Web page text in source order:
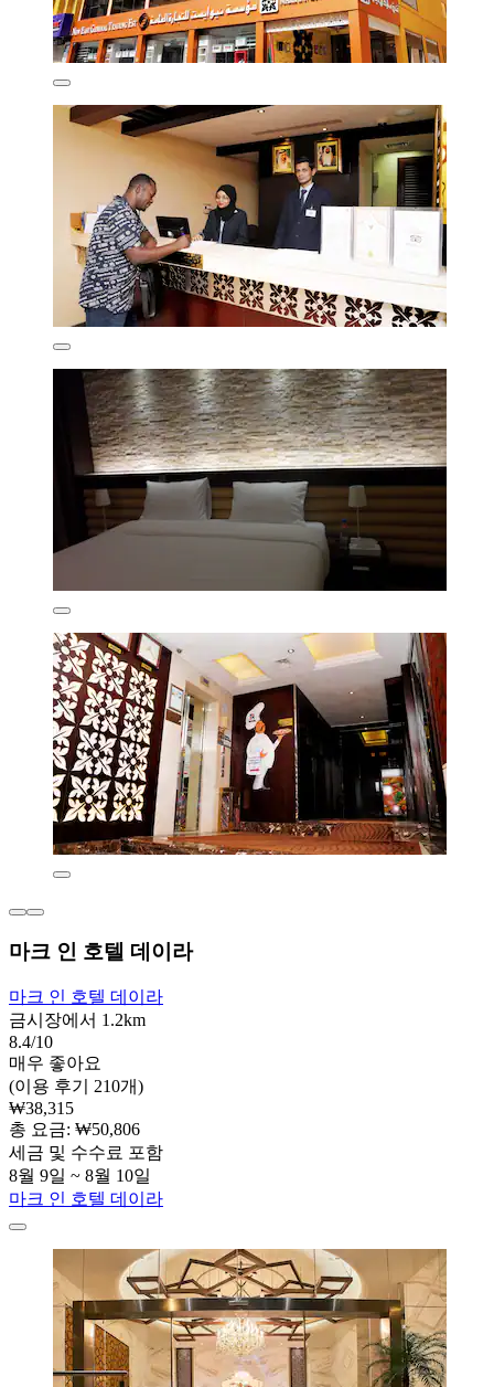
마크 인 호텔 데이라
마크 인 호텔 데이라
금시장에서 1.2km
8.4/10
매우 좋아요
(이용 후기 210개)
₩38,315
총 요금: ₩50,806
세금 및 수수료 포함
8월 9일 ~ 8월 10일
마크 인 호텔 데이라